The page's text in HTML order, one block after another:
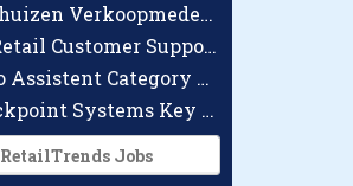
Duifhuizen Verkoopmedewerker Ridderkerk
EK Retail Customer Support Omnichannel
Hubo Assistent Category Manager
Checkpoint Systems Key Accountmanager Benelux
RetailTrends Jobs